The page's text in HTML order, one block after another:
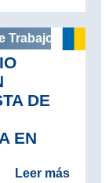
Trabajo
DE
EN
Leer más